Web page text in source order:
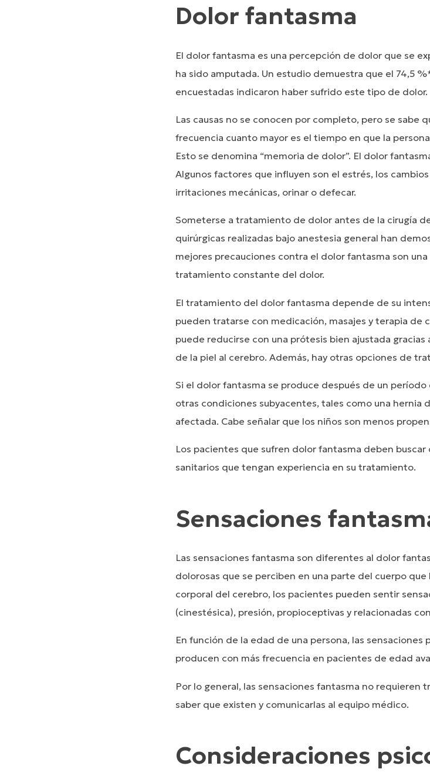
Dolor fantasma
El dolor fantasma es una percepción de dolor que se
ha sido amputada. Un estudio demuestra que el 74,5
encuestadas indicaron haber sufrido este tipo de dolor.
Las causas no se conocen por completo, pero se sabe
frecuencia cuanto mayor es el tiempo en que la
Esto se denomina “memoria de dolor”. El dolor
Algunos factores que influyen son el estrés, los
irritaciones mecánicas, orinar o defecar.
Someterse a tratamiento de dolor antes de la cirugía
quirúrgicas realizadas bajo anestesia general han
mejores precauciones contra el dolor fantasma son
tratamiento constante del dolor.
El tratamiento del dolor fantasma depende de su
pueden tratarse con medicación, masajes y terapia de
puede reducirse con una prótesis bien ajustada
de la piel al cerebro. Además, hay otras opciones de
Si el dolor fantasma se produce después de un
otras condiciones subyacentes, tales como una hernia
afectada. Cabe señalar que los niños son menos
Los pacientes que sufren dolor fantasma deben
sanitarios que tengan experiencia en su tratamiento.
Sensaciones
Las sensaciones fantasma son diferentes al dolor
dolorosas que se perciben en una parte del cuerpo
corporal del cerebro, los pacientes pueden sentir
(cinestésica), presión, propioceptivas y relacionadas
En función de la edad de una persona, las
producen con más frecuencia en pacientes de edad
Por lo general, las sensaciones fantasma no
saber que existen y comunicarlas al equipo médico.
Consideraciones